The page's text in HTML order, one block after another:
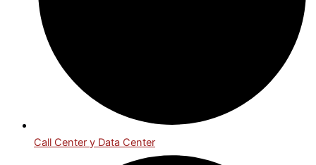
Call Center y Data Center